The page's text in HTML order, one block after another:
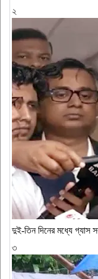
২
দুই-তিন দিনের মধ্যে গ্যাস
৩